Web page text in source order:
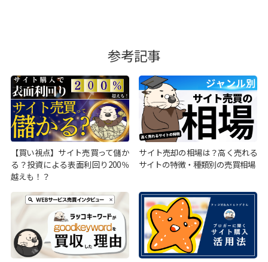
参考記事
【買い視点】サイト売買って儲か
る？投資による表面利回り200％
越えも！？
サイト売却の相場は？高く売れる
サイトの特徴・種類別の売買相場